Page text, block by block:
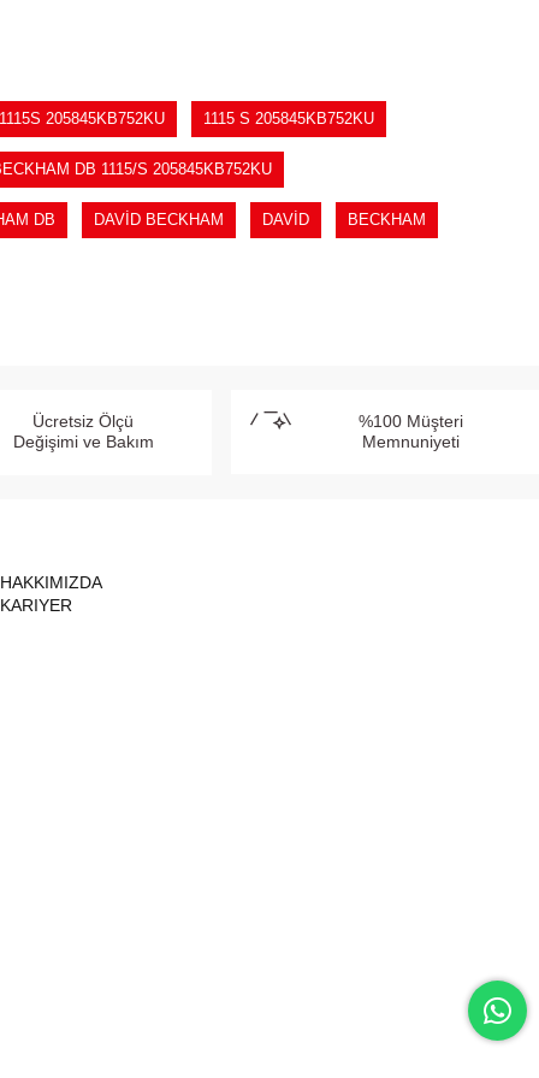
1115S 205845KB752KU 1115 S 205845KB752KU
DB 1115/S 205845KB752KU
DB DAVİD BECKHAM DAVİD BECKHAM
Ücretsiz Ölçü
Değişimi ve Bakım
%100 Müşteri
Memnuniyeti
HAKKIMIZDA
KARIYER